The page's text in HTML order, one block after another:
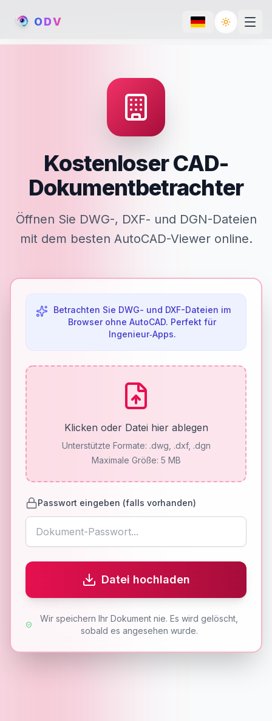
ODV Toggle
Kostenloser CAD-
Dokumentbetrachter
Öffnen Sie DWG-, DXF- und DGN-Dateien
mit dem besten AutoCAD-Viewer online.
Betrachten Sie DWG- und DXF-Dateien im
Browser ohne AutoCAD. Perfekt für
Ingenieur‑Apps.
Klicken oder Datei hier ablegen
Unterstützte Formate: .dwg, .dxf, .dgn
Maximale Größe: 5 MB
Passwort eingeben (falls vorhanden)
Datei hochladen
Wir speichern Ihr Dokument nie. Es wird gelöscht,
sobald es angesehen wurde.